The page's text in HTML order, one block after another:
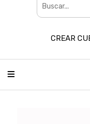
CREAR